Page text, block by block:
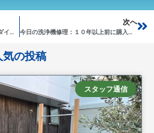
スタッフ通信：新社屋のエアコンはダイキン製
次へ
今日の洗浄機修理：１０年以上前に購入のコンパクト洗浄機
気の投稿
スタッフ通信